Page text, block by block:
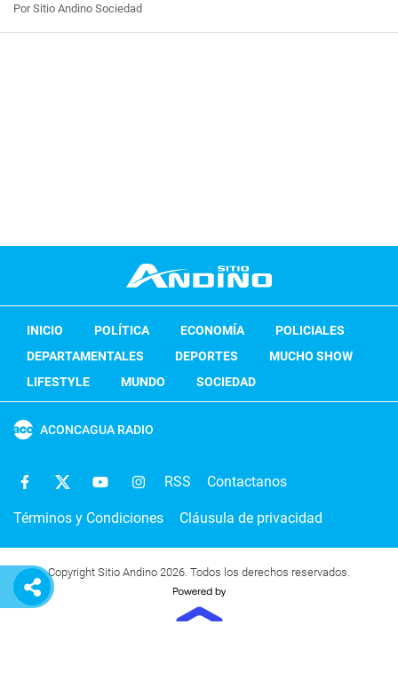
Por Sitio Andino Sociedad
INICIO POLÍTICA ECONOMÍA
POLICIALES
DEPARTAMENTALES
DEPORTES
MUCHO SHOW
LIFESTYLE
MUNDO SOCIEDAD
ACONCAGUA RADIO
RSS Contactanos
Términos y Condiciones Cláusula de privacidad
Copyright Sitio Andino 2026. Todos los derechos reservados.